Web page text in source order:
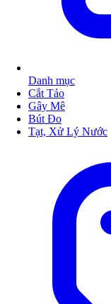
Danh mục
Cắt Tảo
Gây Mê
Bút Đo
Tạt, Xử Lý Nước